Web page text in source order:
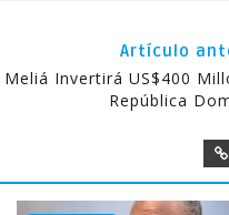
Artículo
Invertirá US$400
República